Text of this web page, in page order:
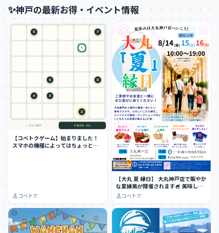
✨神戸の最新お得・イベント情報
【コベトクゲーム】始まりました！
スマホの機種によってはちょっとや
コベトク
【大丸 夏 縁日】 大丸神戸店で賑やか
な夏縁美が開催されます🍧 美味しい
屋台グ…
コベトク